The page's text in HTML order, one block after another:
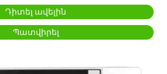
Դիտել ավելին
Պատվիրել